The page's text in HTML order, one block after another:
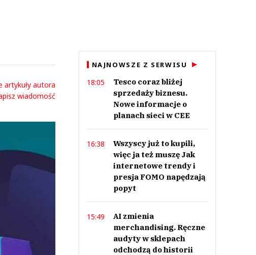
artykuły autora
wiadomość
NAJNOWSZE Z SERWISU
18:05
Tesco coraz bliżej
sprzedaży biznesu.
Nowe informacje o
planach sieci w CEE
16:38
Wszyscy już to kupili,
więc ja też muszę Jak
internetowe trendy i
presja FOMO napędzają
popyt
15:49
AI zmienia
merchandising. Ręczne
audyty w sklepach
odchodzą do historii